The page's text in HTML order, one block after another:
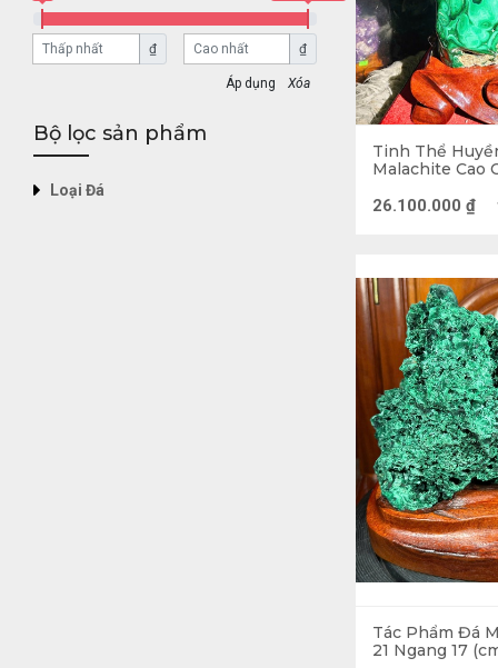
₫ ₫
Xóa
Bộ lọc sản phẩm
Loại Đá
Nếu
xúc,
Tinh Thể
Malachite Cao
26.100.000 ₫
Tác Phẩm Đá
21 Ngang 17